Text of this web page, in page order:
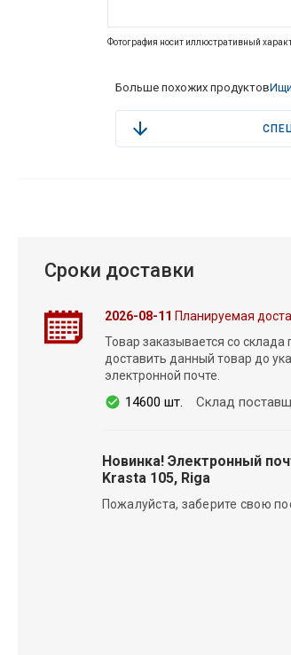
Фотография носит иллюстративный
Больше похожих продуктов
Сроки доставки
2026-08-11 Планируемая
Товар заказывается со
доставить данный товар до
электронной почте.
14600 шт. Склад
Новинка! Электронный
Krasta 105, Riga
Пожалуйста, заберите свою